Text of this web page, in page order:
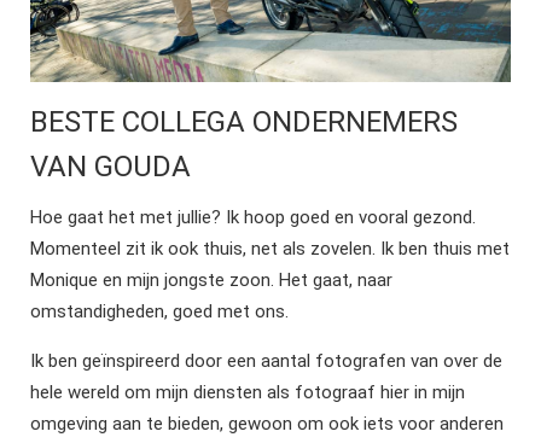
BESTE COLLEGA ONDERNEMERS
VAN GOUDA
Hoe gaat het met jullie? Ik hoop goed en vooral gezond.
Momenteel zit ik ook thuis, net als zovelen. Ik ben thuis met
Monique en mijn jongste zoon. Het gaat, naar
omstandigheden, goed met ons.
Ik ben geïnspireerd door een aantal fotografen van over de
hele wereld om mijn diensten als fotograaf hier in mijn
omgeving aan te bieden, gewoon om ook iets voor anderen